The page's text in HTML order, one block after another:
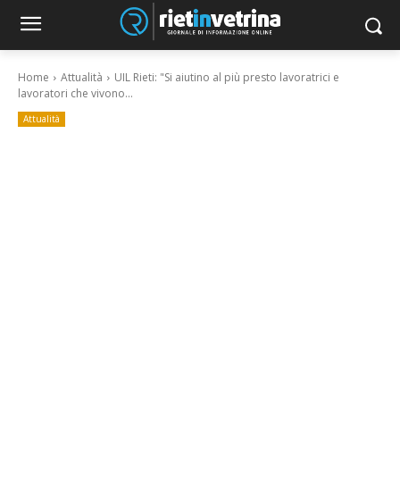
Home Attualità
UIL Rieti: "Si aiutino al più presto lavoratrici e
lavoratori che vivono...
Attualità